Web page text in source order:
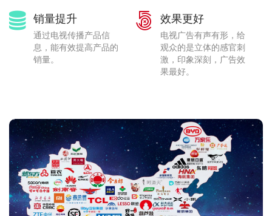
销量提升
通过电视传播产品信
息，能有效提高产品的
销量。
效果更好
电视广告有声有形，给
观众的是立体的感官刺
激，印象深刻，广告效
果最好。